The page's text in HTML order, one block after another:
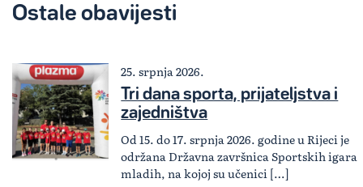
Ostale obavijesti
25. srpnja 2026.
Tri dana sporta, prijateljstva i
zajedništva
Od 15. do 17. srpnja 2026. godine u Rijeci je
održana Državna završnica Sportskih igara
mladih, na kojoj su učenici […]